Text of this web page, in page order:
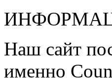
Наш сайт
именно